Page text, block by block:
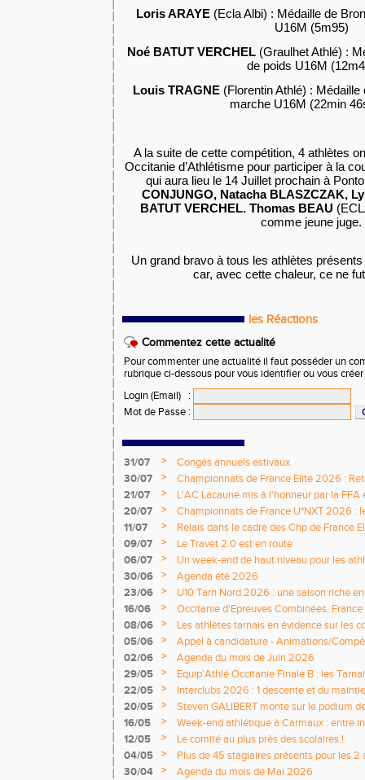
Loris ARAYE (Ecla Albi) : Médaille de
U16M (5m95)
Noé BATUT VERCHEL (Graulhet Athlé) :
de poids U16M
Louis TRAGNE (Florentin Athlé) :
marche U16M (22min
A la suite de cette compétition, 4 athlètes
Occitanie d’Athlétisme pour participer à la
qui aura lieu le 14 Juillet prochain à
CONJUNGO, Natacha BLASZCZAK,
BATUT VERCHEL. Thomas BEAU
comme jeune juge.
Un grand bravo à tous les athlètes
car, avec cette chaleur, ce ne
les Réactions
Commentez cette actualité
Pour commenter une actualité il faut posséder un
rubrique ci-dessous pour vous identifier ou vous
Login (Email)
:
Mot de Passe :
31/07 >
Congés annuels estivaux
30/07
>
Championnats de France Elite 2026 :
21/07
>
L'AC Lacaune mis à l'honneur par la
20/07
>
Championnats de France U*NXT 2026 :
titres nationaux !
11/07 >
Relais dans le cadre des Chp de France
09/07
>
Le Travet 2.0 est en route
06/07
>
Un week-end de haut niveau pour les
nationale
30/06 >
Agenda été 2026
23/06
>
U10 Tarn Nord 2026 : une saison riche
émotions
16/06 >
Occitanie d'Epreuves Combinées,
National de Castres
08/06 >
Les athlètes tarnais en évidence sur les
05/06
>
Appel à candidature - Animations/
2026 / 2027
02/06 >
Agenda du mois de Juin 2026
29/05
>
Equip’Athlé Occitanie Finale B : les
22/05
>
Interclubs 2026 : 1 descente et du
20/05
>
Steven GALIBERT monte sur le podium
16/05
>
Week-end athlétique à Carmaux : entre
départementaux jeunes
12/05 >
Le comité au plus près des scolaires !
04/05
>
Plus de 45 stagiaires présents pour les 2
Comité !
30/04 > Agenda du mois de Mai 2026